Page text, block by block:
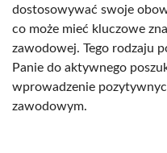
dostosowywać swoje
co może mieć kluczowe
zawodowej. Tego rodzaju
Panie do aktywnego
wprowadzenie
zawodowym.